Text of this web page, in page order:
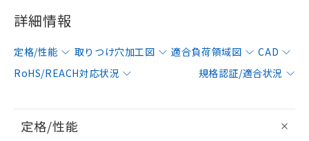
詳細情報
定格/性能 取りつけ穴加工図 適合負荷領域図
CAD
RoHS/REACH対応状況
規格認証/適合状況
定格/性能